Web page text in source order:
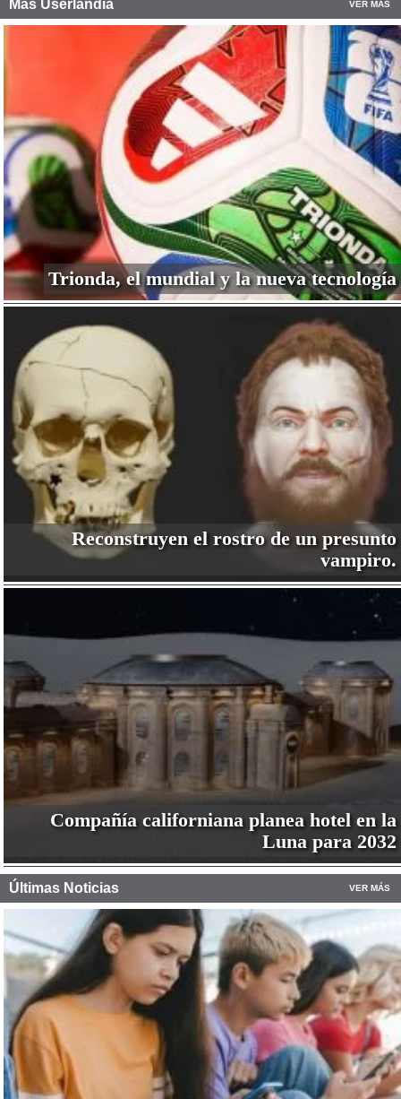
Más Userlandia VER MÁS
Trionda, el mundial y la nueva tecnología
Reconstruyen el rostro de un presunto
vampiro.
Compañía californiana planea hotel en la
Luna para 2032
Últimas Noticias VER MÁS